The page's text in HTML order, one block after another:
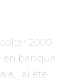
2000
en banque
j’ai été